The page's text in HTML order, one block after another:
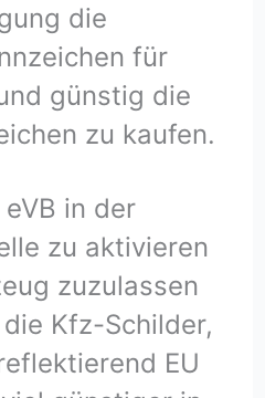
die
für
günstig die
zu kaufen.
in der
zu aktivieren
zuzulassen
Kfz-Schilder,
EU